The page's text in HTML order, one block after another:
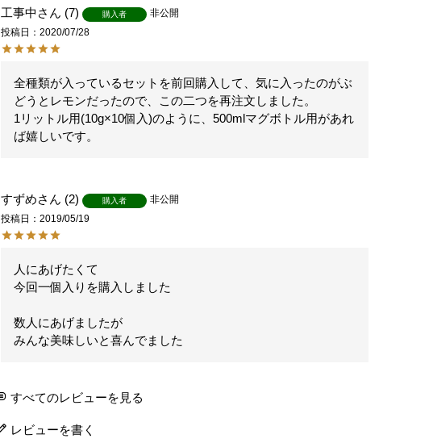
工事中 7 購入者
非公開
投稿日
2020/07/28
全種類が入っているセットを前回購入して、気に入ったのがぶ
どうとレモンだったので、この二つを再注文しました。
1リットル用(10g×10個入)のように、500mlマグボトル用があれ
ば嬉しいです。
すずめ 2 購入者
非公開
投稿日
2019/05/19
人にあげたくて
今回一個入りを購入しました
数人にあげましたが
みんな美味しいと喜んでました
すべてのレビューを見る
レビューを書く